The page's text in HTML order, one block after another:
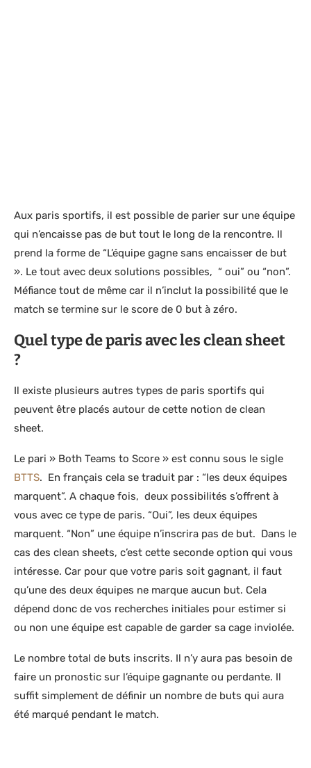
Aux paris sportifs, il est possible de parier sur une équipe
qui n’encaisse pas de but tout le long de la rencontre. Il
prend la forme de “L’équipe gagne sans encaisser de but
». Le tout avec deux solutions possibles, “ oui” ou “non”.
Méfiance tout de même car il n’inclut la possibilité que le
match se termine sur le score de 0 but à zéro.
Quel type de paris avec les clean sheet
?
Il existe plusieurs autres types de paris sportifs qui
peuvent être placés autour de cette notion de clean
sheet.
Le pari » Both Teams to Score » est connu sous le sigle
BTTS. En français cela se traduit par : “les deux équipes
marquent”. A chaque fois, deux possibilités s’offrent à
vous avec ce type de paris. “Oui”, les deux équipes
marquent. “Non” une équipe n’inscrira pas de but. Dans le
cas des clean sheets, c’est cette seconde option qui vous
intéresse. Car pour que votre paris soit gagnant, il faut
qu’une des deux équipes ne marque aucun but. Cela
dépend donc de vos recherches initiales pour estimer si
ou non une équipe est capable de garder sa cage inviolée.
Le nombre total de buts inscrits. Il n’y aura pas besoin de
faire un pronostic sur l’équipe gagnante ou perdante. Il
suffit simplement de définir un nombre de buts qui aura
été marqué pendant le match.